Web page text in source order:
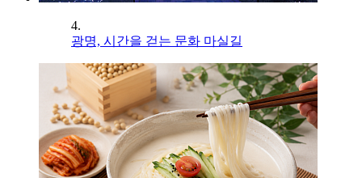
4.
광명, 시간을 걷는 문화 마실길